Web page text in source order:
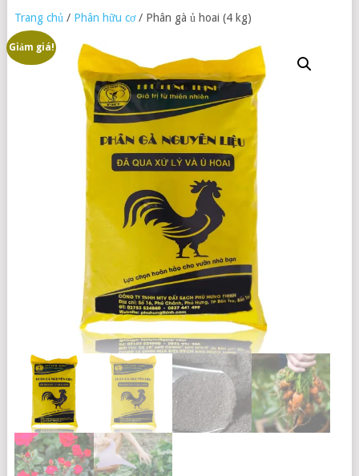
Trang chủ / Phân hữu cơ/ Phân gà ủ hoai (4 kg)
Giảm giá!